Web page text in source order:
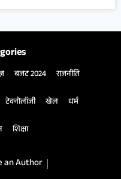
बजट 2024 राजनीति
टेक्नोलॉजी खेल धर्म
शिक्षा
an Author